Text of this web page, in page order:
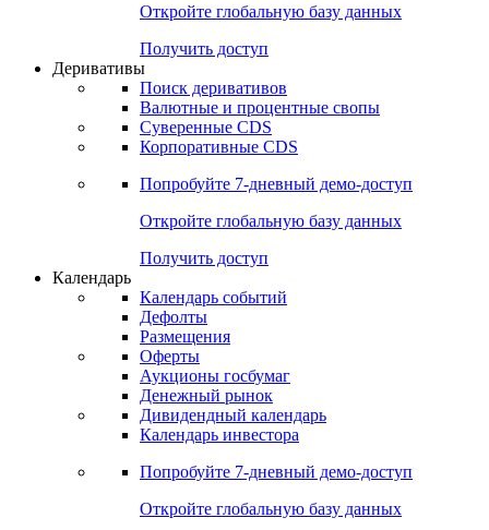
Откройте глобальную базу данных
Получить доступ
Деривативы
Поиск деривативов
Валютные и процентные свопы
Суверенные CDS
Корпоративные CDS
Попробуйте 7-дневный демо-доступ
Откройте глобальную базу данных
Получить доступ
Календарь
Календарь событий
Дефолты
Размещения
Оферты
Аукционы госбумаг
Денежный рынок
Дивидендный календарь
Календарь инвестора
Попробуйте 7-дневный демо-доступ
Откройте глобальную базу данных